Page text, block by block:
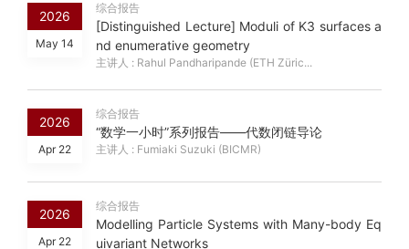
2026
May 14
综合报告
[Distinguished Lecture] Moduli of K3 surfaces a
nd enumerative geometry
主讲人 : Rahul Pandharipande (ETH Züric...
2026
Apr 22
综合报告
“数学一小时”系列报告——代数闭链导论
主讲人 : Fumiaki Suzuki (BICMR)
2026
Apr 22
综合报告
Modelling Particle Systems with Many-body Eq
uivariant Networks